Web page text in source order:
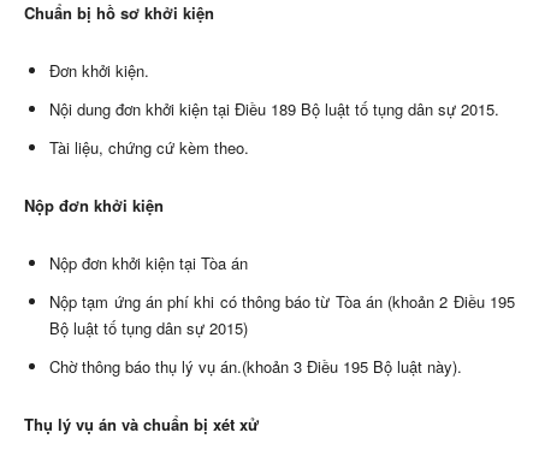
Chuẩn bị hồ sơ khởi kiện
Đơn khởi kiện.
Nội dung đơn khởi kiện tại Điều 189 Bộ luật tố tụng dân sự 2015.
Tài liệu, chứng cứ kèm theo.
Nộp đơn khởi kiện
Nộp đơn khởi kiện tại Tòa án
Nộp tạm ứng án phí khi có thông báo từ Tòa án (khoản 2 Điều 195
Bộ luật tố tụng dân sự 2015)
Chờ thông báo thụ lý vụ án.(khoản 3 Điều 195 Bộ luật này).
Thụ lý vụ án và chuẩn bị xét xử